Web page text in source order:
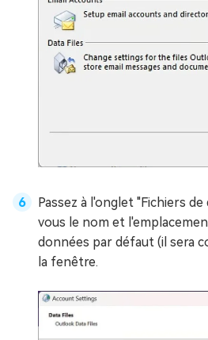
Passez à l'onglet "Fichiers
vous le nom et
données par défaut (il sera
la fenêtre.